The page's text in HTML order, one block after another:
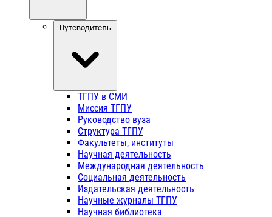
Путеводитель
ТГПУ в СМИ
Миссия ТГПУ
Руководство вуза
Структура ТГПУ
Факультеты, институты
Научная деятельность
Международная деятельность
Социальная деятельность
Издательская деятельность
Научные журналы ТГПУ
Научная библиотека